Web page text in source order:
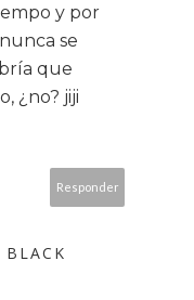
y por
se
que
¿no? jiji
Responder
BLACK